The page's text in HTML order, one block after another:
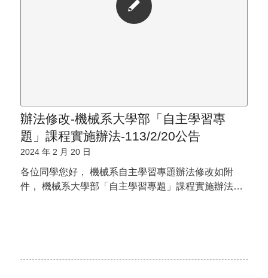
辦法修改-機械系大學部「自主學習專
題」課程實施辦法-113/2/20公告
2024 年 2 月 20 日
各位同學您好， 機械系自主學習專題辦法修改如附
件， 機械系大學部「自主學習專題」課程實施辦法…